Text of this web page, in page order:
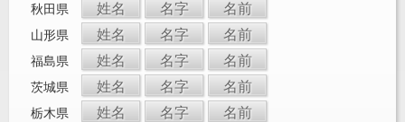
秋田県 姓名 名字 名前
山形県 姓名 名字 名前
福島県 姓名 名字 名前
茨城県 姓名 名字 名前
栃木県 姓名 名字 名前